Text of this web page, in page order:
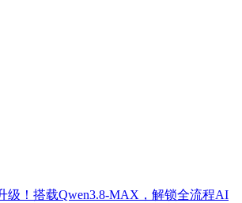
级！搭载Qwen3.8-MAX，解锁全流程AI